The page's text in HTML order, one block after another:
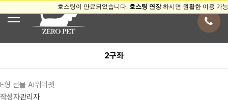
2구좌
E형 선물 AI위더펫
작성자관리자